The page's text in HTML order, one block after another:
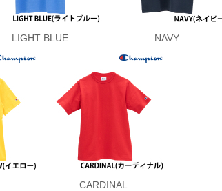
LIGHT BLUE NAVY
CARDINAL